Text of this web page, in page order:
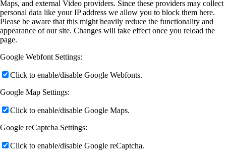
Maps, and external Video providers. Since these providers may collect
personal data like your IP address we allow you to block them here.
Please be aware that this might heavily reduce the functionality and
appearance of our site. Changes will take effect once you reload the
page.
Google Webfont Settings:
Click to enable/disable Google Webfonts.
Google Map Settings:
Click to enable/disable Google Maps.
Google reCaptcha Settings:
Click to enable/disable Google reCaptcha.